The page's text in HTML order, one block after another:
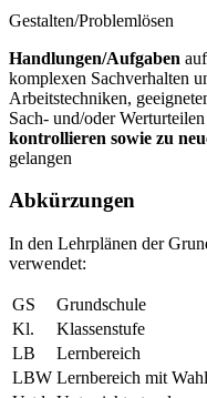
Gestalten/Problemlösen
Handlungen/Aufgaben
komplexen Sachverhalten
Arbeitstechniken,
Sach- und/oder Werturteilen
kontrollieren sowie zu
gelangen
Abkürzungen
In den Lehrplänen der
verwendet:
GS
Grundschule
Kl.
Klassenstufe
LB
Lernbereich
LBW Lernbereich mit